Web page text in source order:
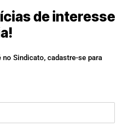
de interesse
Sindicato, cadastre-se para